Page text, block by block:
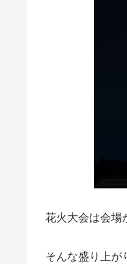
花火大会は会場
そんな盛り上が